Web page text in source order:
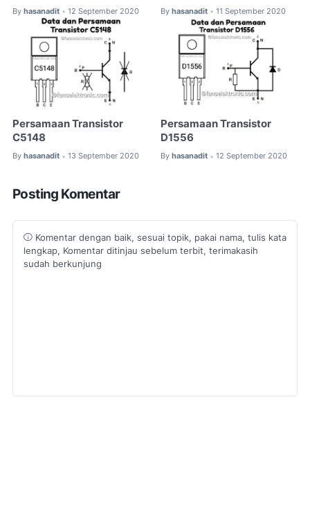
By hasanadit • 12 September 2020 By hasanadit • 11 September 2020
Persamaan Transistor
C5148
By hasanadit • 13 September 2020
Persamaan Transistor
D1556
By hasanadit • 12 September 2020
Posting Komentar
Komentar dengan baik, sesuai topik, pakai nama, tulis kata
lengkap, Komentar ditinjau sebelum terbit, terimakasih
sudah berkunjung